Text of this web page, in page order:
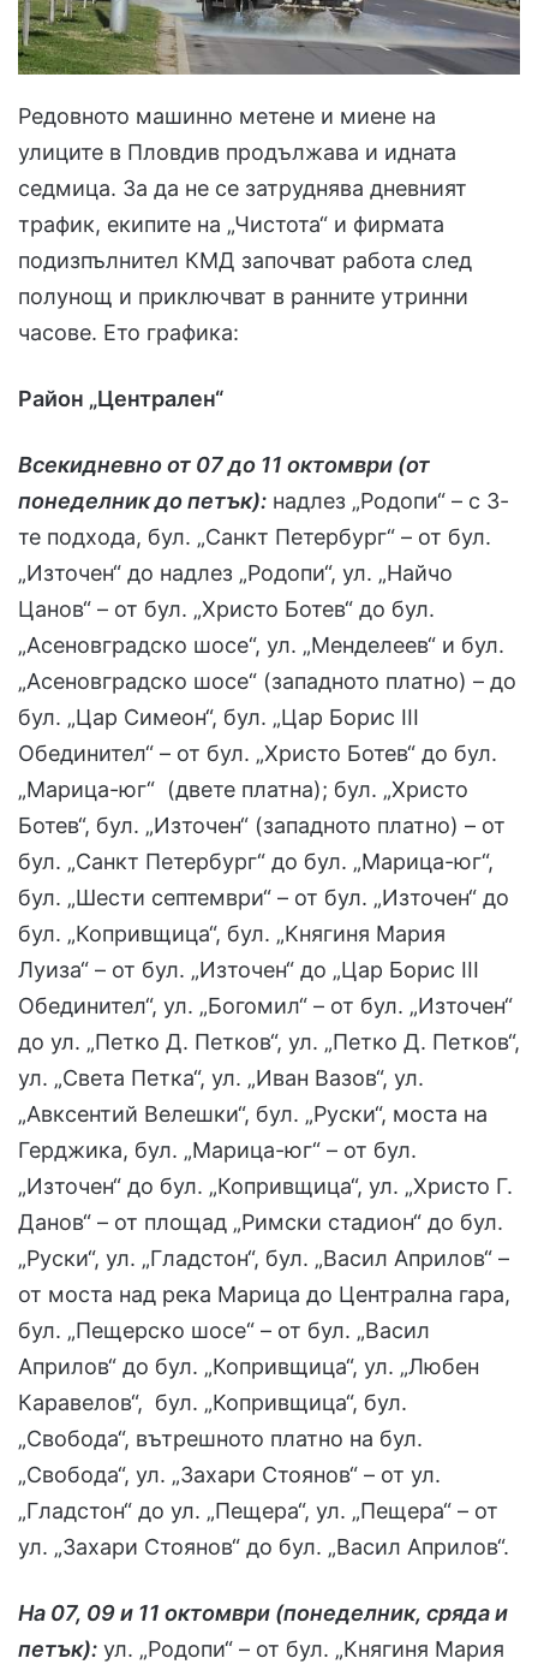
Редовното машинно метене и миене на
улиците в Пловдив продължава и идната
седмица. За да не се затруднява дневният
трафик, екипите на „Чистота“ и фирмата
подизпълнител КМД започват работа след
полунощ и приключват в ранните утринни
часове. Ето графика:
Район „Централен“
Всекидневно от 07 до 11 октомври (от
понеделник до петък): надлез „Родопи“ – с 3-
те подхода, бул. „Санкт Петербург“ – от бул.
„Източен“ до надлез „Родопи“, ул. „Найчо
Цанов“ – от бул. „Христо Ботев“ до бул.
„Асеновградско шосе“, ул. „Менделеев“ и бул.
„Асеновградско шосе“ (западното платно) – до
бул. „Цар Симеон“, бул. „Цар Борис III
Обединител“ – от бул. „Христо Ботев“ до бул.
„Марица-юг“ (двете платна); бул. „Христо
Ботев“, бул. „Източен“ (западното платно) – от
бул. „Санкт Петербург“ до бул. „Марица-юг“,
бул. „Шести септември“ – от бул. „Източен“ до
бул. „Копривщица“, бул. „Княгиня Мария
Луиза“ – от бул. „Източен“ до „Цар Борис III
Обединител“, ул. „Богомил“ – от бул. „Източен“
до ул. „Петко Д. Петков“, ул. „Петко Д. Петков“,
ул. „Света Петка“, ул. „Иван Вазов“, ул.
„Авксентий Велешки“, бул. „Руски“, моста на
Герджика, бул. „Марица-юг“ – от бул.
„Източен“ до бул. „Копривщица“, ул. „Христо Г.
Данов“ – от площад „Римски стадион“ до бул.
„Руски“, ул. „Гладстон“, бул. „Васил Априлов“ –
от моста над река Марица до Централна гара,
бул. „Пещерско шосе“ – от бул. „Васил
Априлов“ до бул. „Копривщица“, ул. „Любен
Каравелов“, бул. „Копривщица“, бул.
„Свобода“, вътрешното платно на бул.
„Свобода“, ул. „Захари Стоянов“ – от ул.
„Гладстон“ до ул. „Пещера“, ул. „Пещера“ – от
ул. „Захари Стоянов“ до бул. „Васил Априлов“.
На 07, 09 и 11 октомври (понеделник, сряда и
петък): ул. „Родопи“ – от бул. „Княгиня Мария